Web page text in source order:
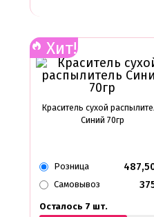
Хит!
Краситель сухой
Синий 70гр
Розница
Самовывоз
Осталось 7 шт.